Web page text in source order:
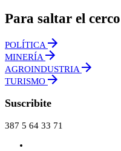
Para saltar el
POLÍTICA
MINERÍA
AGROINDUSTRIA
TURISMO
Suscribite
387 5 64 33 71